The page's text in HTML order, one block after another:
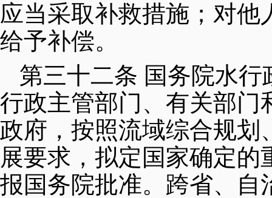
应当采取补救措施；对
给予补偿。
第三十二条 国务院水
行政主管部门、有关部门
政府，按照流域综合规划
展要求，拟定国家确定
报国务院批准。跨省、自